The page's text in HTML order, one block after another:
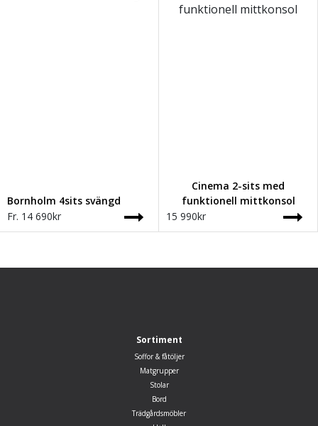
Bornholm 4sits svängd
Fr. 14 690kr
Cinema 2-sits med
funktionell mittkonsol
15 990kr
Sortiment
Soffor & fåtöljer
Matgrupper
Stolar
Bord
Trädgårdsmöbler